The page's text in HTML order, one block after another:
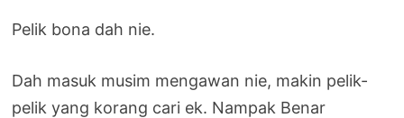
Pelik bona dah nie.
Dah masuk musim mengawan nie, makin pelik-
pelik yang korang cari ek. Nampak Benar